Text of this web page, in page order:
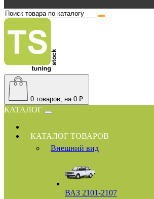
0 товаров, на 0 ₽
КАТАЛОГ
КАТАЛОГ ТОВАРОВ
Внешний вид
ВАЗ 2101-2107